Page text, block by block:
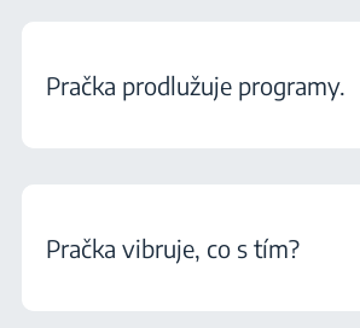
Pračka prodlužuje programy.
Pračka vibruje, co s tím?